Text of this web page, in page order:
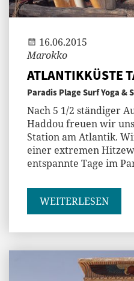
16.06.2015
Marokko
ATLANTIKKÜSTE
Paradis Plage Surf Yoga &
Nach 5 1/2 ständiger
Haddou freuen wir
Station am Atlantik.
einer extremen
entspannte Tage im
WEITERLESEN